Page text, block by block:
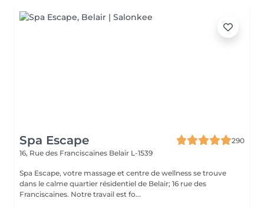
Spa Escape
290
16, Rue des Franciscaines Belair L-1539
Spa Escape, votre massage et centre de wellness se trouve
dans le calme quartier résidentiel de Belair; 16 rue des
Franciscaines. Notre travail est fo...